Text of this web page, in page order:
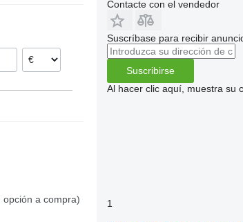
opción a compra)
Contacte con el vendedor
Suscríbase para recibir
Suscribirse
Al hacer clic aquí, muestra su
1